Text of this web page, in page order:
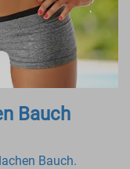
Bauch
Bauch.